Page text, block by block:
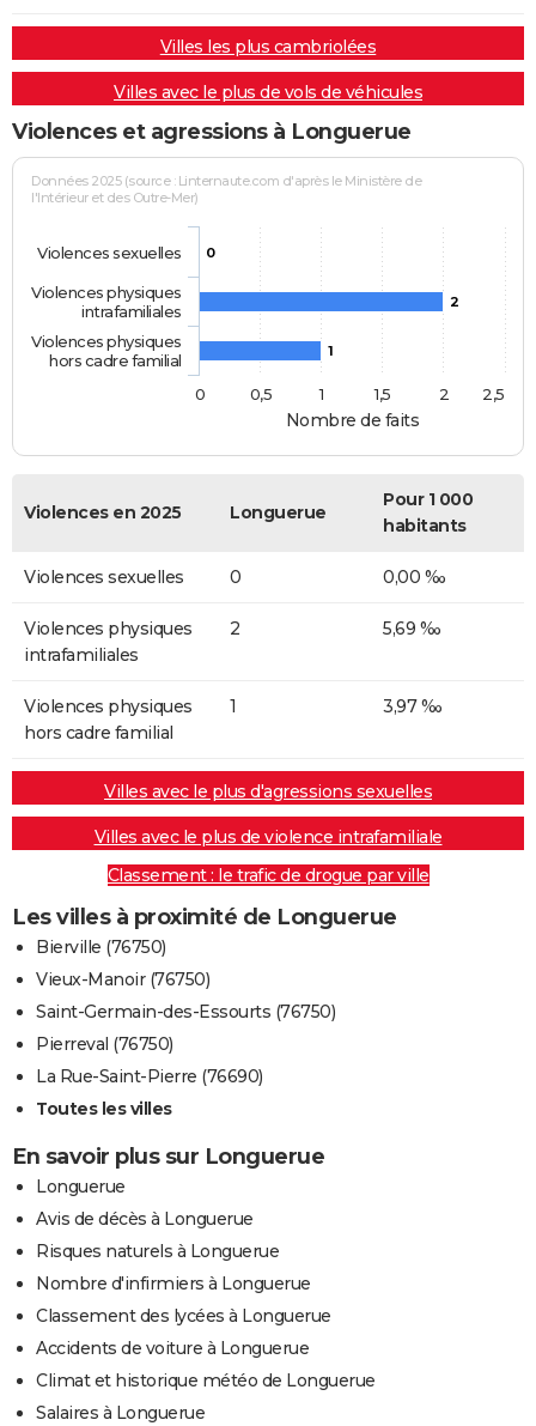
Villes les plus cambriolées
Villes avec le plus de vols de véhicules
Violences et agressions à Longuerue
Nombre de faits
Données 2025 (source : Linternaute.com d'après le Ministère de
l'Intérieur et des Outre-Mer)
0
2
1
Violences sexuelles
Violences physiques
intrafamiliales
Violences physiques
hors cadre familial
0
0,5 1 1,5 2 2,5
Violences en 2025 Longuerue
Pour 1 000
habitants
Violences sexuelles 0 0,00 ‰
Violences physiques
intrafamiliales
2 5,69 ‰
Violences physiques
hors cadre familial
1 3,97 ‰
Villes avec le plus d'agressions sexuelles
Villes avec le plus de violence intrafamiliale
Classement : le trafic de drogue par ville
Les villes à proximité de Longuerue
Bierville (76750)
Vieux-Manoir (76750)
Saint-Germain-des-Essourts (76750)
Pierreval (76750)
La Rue-Saint-Pierre (76690)
Toutes les villes
En savoir plus sur Longuerue
Longuerue
Avis de décès à Longuerue
Risques naturels à Longuerue
Nombre d'infirmiers à Longuerue
Classement des lycées à Longuerue
Accidents de voiture à Longuerue
Climat et historique météo de Longuerue
Salaires à Longuerue